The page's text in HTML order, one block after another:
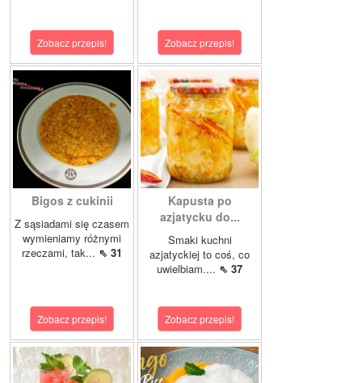
Zobacz przepis! Zobacz przepis!
Bigos z cukinii
Z sąsiadami się czasem
wymieniamy różnymi
rzeczami, tak... ⇖ 31
Zobacz przepis!
Kapusta po
azjatycku do...
Smaki kuchni
azjatyckiej to coś, co
uwielbiam.... ⇖ 37
Zobacz przepis!